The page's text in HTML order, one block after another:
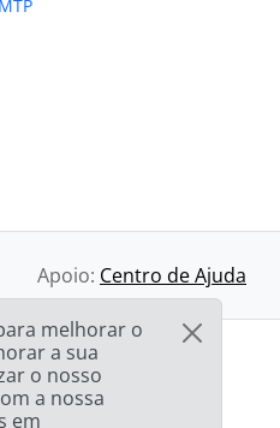
Apoio: Centro de Ajuda
direitos reservados.
melhorar o
a sua
o nosso
a nossa
em